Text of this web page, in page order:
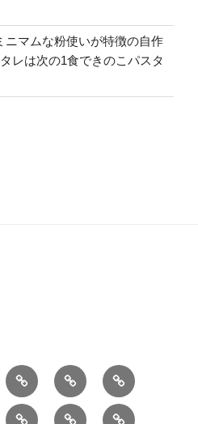
ニマムな粉使いが特徴の自作
レは次の1食できのこパスタ
3/10：
は
ぎ
4/10：
Ｈ
Ｍ
5/10：
事
業
9/10：
creema ①